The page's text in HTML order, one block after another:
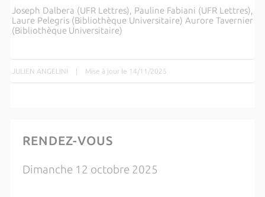
Joseph Dalbera (UFR Lettres), Pauline Fabiani (UFR Lettres),
Laure Pelegris (Bibliothèque Universitaire) Aurore Tavernier
(Bibliothèque Universitaire)
JULIEN ANGELINI | Mise à jour le 14/11/2025
RENDEZ-VOUS
Dimanche 12 octobre 2025